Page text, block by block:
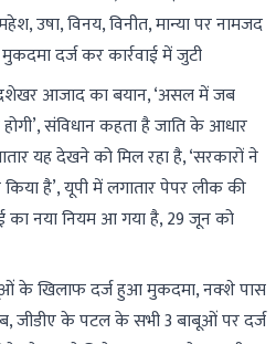
उषा, विनय, विनीत, मान्या पर नामजद
दर्ज कर कार्रवाई में जुटी
आजाद का बयान, ‘असल में जब
संविधान कहता है जाति के आधार
यह देखने को मिल रहा है, ‘सरकारों ने
है’, यूपी में लगातार पेपर लीक की
का नया नियम आ गया है, 29 जून को
के खिलाफ दर्ज हुआ मुकदमा, नक्शे पास
जीडीए के पटल के सभी 3 बाबूओं पर दर्ज